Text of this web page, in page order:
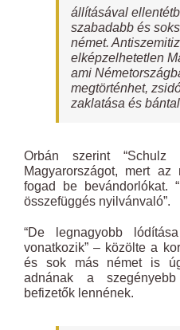
állításával
szabadabb és
német.
elképzelhetetlen
ami
megtörténhet,
zaklatása és
Orbán szerint
Magyarországot, mert
fogad be bevándorlókat.
összefüggés nyilvánvaló”.
“De legnagyobb
vonatkozik” – közölte a
és sok más német is
adnának a
befizetők lennének.